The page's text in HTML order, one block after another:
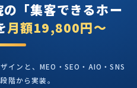
「集客できるホー
月額19,800円〜
インと、MEO・SEO・AIO・SNS
階から実装。